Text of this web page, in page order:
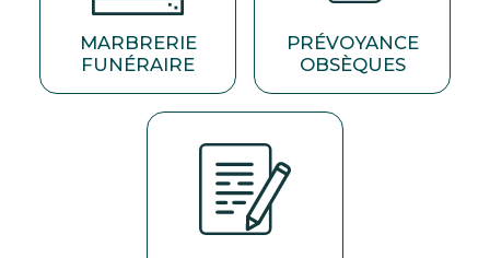
MARBRERIE
FUNÉRAIRE
PRÉVOYANCE
OBSÈQUES